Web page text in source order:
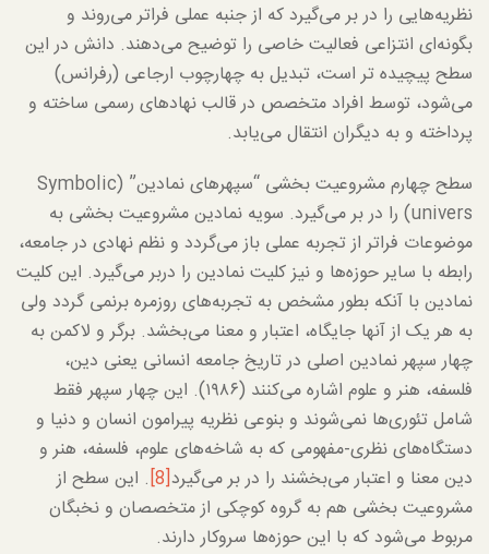
نظریه‌هایی را در بر می‌گیرد که از جنبه عملی فراتر می‌روند و
بگونه‌ای انتزاعی فعالیت خاصی را توضیح می‌دهند. دانش در این
سطح پیچیده تر است، تبدیل به چهارچوب ارجاعی (رفرانس)
می‌شود، توسط افراد متخصص در قالب نهادهای رسمی ساخته و
پرداخته و به دیگران انتقال می‌یابد.
سطح چهارم مشروعیت بخشی “سپهرهای نمادین” (Symbolic
univers) را در بر می‌گیرد. سویه نمادین مشروعیت بخشی به
موضوعات فراتر از تجربه عملی باز می‌گردد و نظم نهادی در جامعه،
رابطه با سایر حوزه‌ها و نیز کلیت نمادین را دربر می‌گیرد. این کلیت
نمادین با آنکه بطور مشخص به تجربه‌های روزمره برنمی گردد ولی
به هر یک از آنها جایگاه، اعتبار و معنا می‌بخشد. برگر و لاکمن به
چهار سپهر نمادین اصلی در تاریخ جامعه انسانی یعنی دین،
فلسفه، هنر و علوم اشاره می‌کنند (۱۹۸۶). این چهار سپهر فقط
شامل تئوری‌ها نمی‌شوند و بنوعی نظریه پیرامون انسان و دنیا و
دستگاه‌های نظری-مفهومی که به شاخه‌های علوم، فلسفه، هنر و
دین معنا و اعتبار می‌بخشند را در بر می‌گیرد[8]
. این سطح از
مشروعیت بخشی هم به گروه کوچکی از متخصصان و نخبگان
مربوط می‌شود که با این حوزه‌ها سروکار دارند.